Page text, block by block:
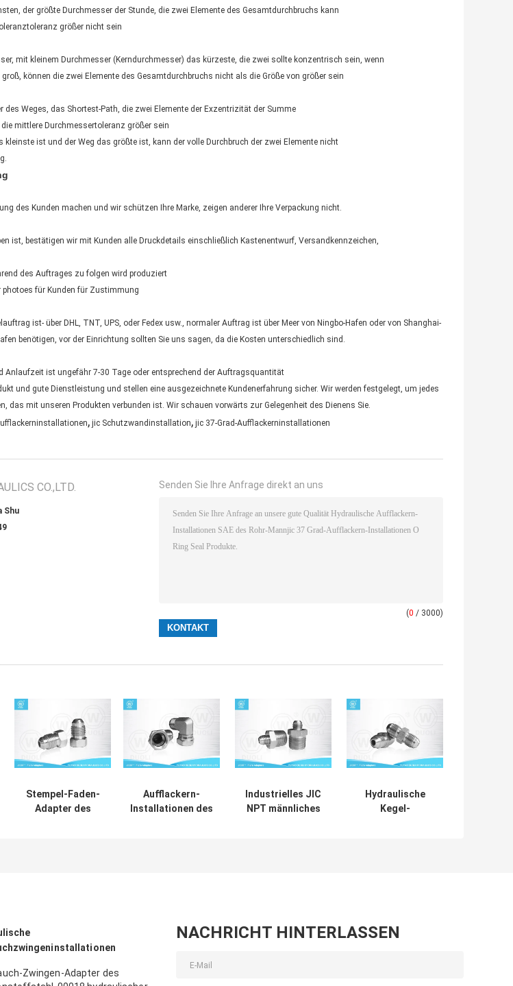
der größte Durchmesser der Stunde, die zwei Elemente des Gesamtdurchbruchs kann
größer nicht sein
mit kleinem Durchmesser (Kerndurchmesser) das kürzeste, die zwei sollte konzentrisch sein, wenn
können die zwei Elemente des Gesamtdurchbruchs nicht als die Größe von größer sein
des Weges, das Shortest-Path, die zwei Elemente der Exzentrizität der Summe
mittlere Durchmessertoleranz größer sein
kleinste ist und der Weg das größte ist, kann der volle Durchbruch der zwei Elemente nicht
des Kunden machen und wir schützen Ihre Marke, zeigen anderer Ihre Verpackung nicht.
ist, bestätigen wir mit Kunden alle Druckdetails einschließlich Kastenentwurf, Versandkennzeichen,
des Auftrages zu folgen wird produziert
photoes für Kunden für Zustimmung
ist- über DHL, TNT, UPS, oder Fedex usw., normaler Auftrag ist über Meer von Ningbo-Hafen oder von Shanghai-
benötigen, vor der Einrichtung sollten Sie uns sagen, da die Kosten unterschiedlich sind.
Anlaufzeit ist ungefähr 7-30 Tage oder entsprechend der Auftragsquantität
und gute Dienstleistung und stellen eine ausgezeichnete Kundenerfahrung sicher. Wir werden festgelegt, um jedes
das mit unseren Produkten verbunden ist. Wir schauen vorwärts zur Gelegenheit des Dienens Sie.
, jic Schutzwandinstallation, jic 37-Grad-Aufflackerninstallationen
CO.,LTD.
Shu
Senden Sie Ihre Anfrage direkt an uns
(0 / 3000)
Stempel-Faden-
Adapter des
Aufflackern-
Installationen des
Industrielles JIC
NPT männliches
Hydraulische
Kegel-
Zwingen-Adapter des
NACHRICHT HINTERLASSEN